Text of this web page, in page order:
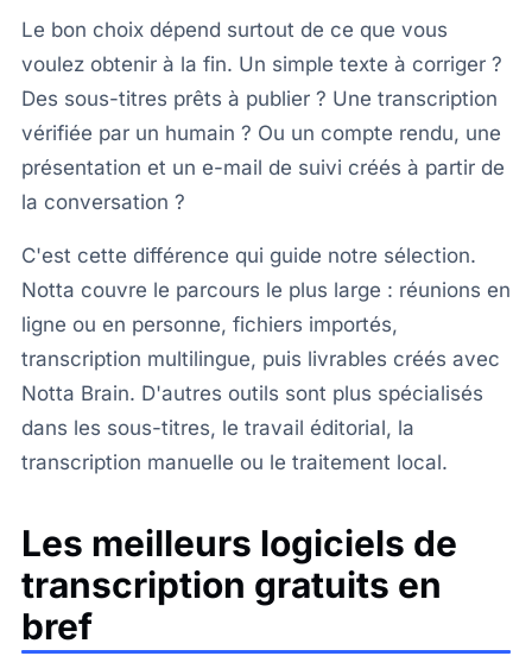
Le bon choix dépend surtout de ce que vous
voulez obtenir à la fin. Un simple texte à corriger ?
Des sous-titres prêts à publier ? Une transcription
vérifiée par un humain ? Ou un compte rendu, une
présentation et un e-mail de suivi créés à partir de
la conversation ?
C'est cette différence qui guide notre sélection.
Notta couvre le parcours le plus large : réunions en
ligne ou en personne, fichiers importés,
transcription multilingue, puis livrables créés avec
Notta Brain. D'autres outils sont plus spécialisés
dans les sous-titres, le travail éditorial, la
transcription manuelle ou le traitement local.
Les meilleurs logiciels de
transcription gratuits en
bref